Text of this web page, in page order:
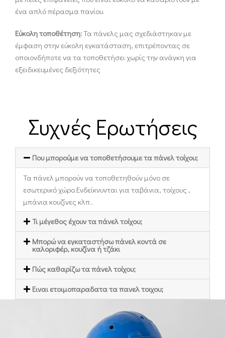
ένα απλό πέρασμα πανίου.
Εύκολη τοποθέτηση:Τα πάνελς μας σχεδιάστηκαν με
έμφαση στην εύκολη εγκατάσταση, επιτρέποντας σε
οποιονδήποτε να τα τοποθετήσει χωρίς την ανάγκη για
εξειδικευμένες δεξιότητες
Συχνές Ερωτήσεις
Που μπορούμε να τοποθετήσουμε τα πάνελ τοίχου;
Τα πάνελ μπορούν να τοποθετηθούν μόνο σε
εσωτερικό χώρο.Ενδείκνυνται για ταβάνια, τοίχους ,
μπάνια κουζίνες κλπ..
Τι μέγεθος έχουν τα πάνελ τοίχου;
Mπορώ να εγκαταστήσω πάνελ κοντά σε
καλοριφέρ, κουζίνα ή τζάκι
Πώς καθαρίζω τα πάνελ τοίχου;
Ειναι ετοιμοπαραδατα τα πανελ τοιχου;